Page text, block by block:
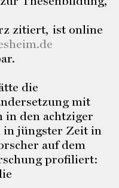
zitiert, ist online
die
mit
in den achtziger
in jüngster Zeit in
auf dem
profiliert: